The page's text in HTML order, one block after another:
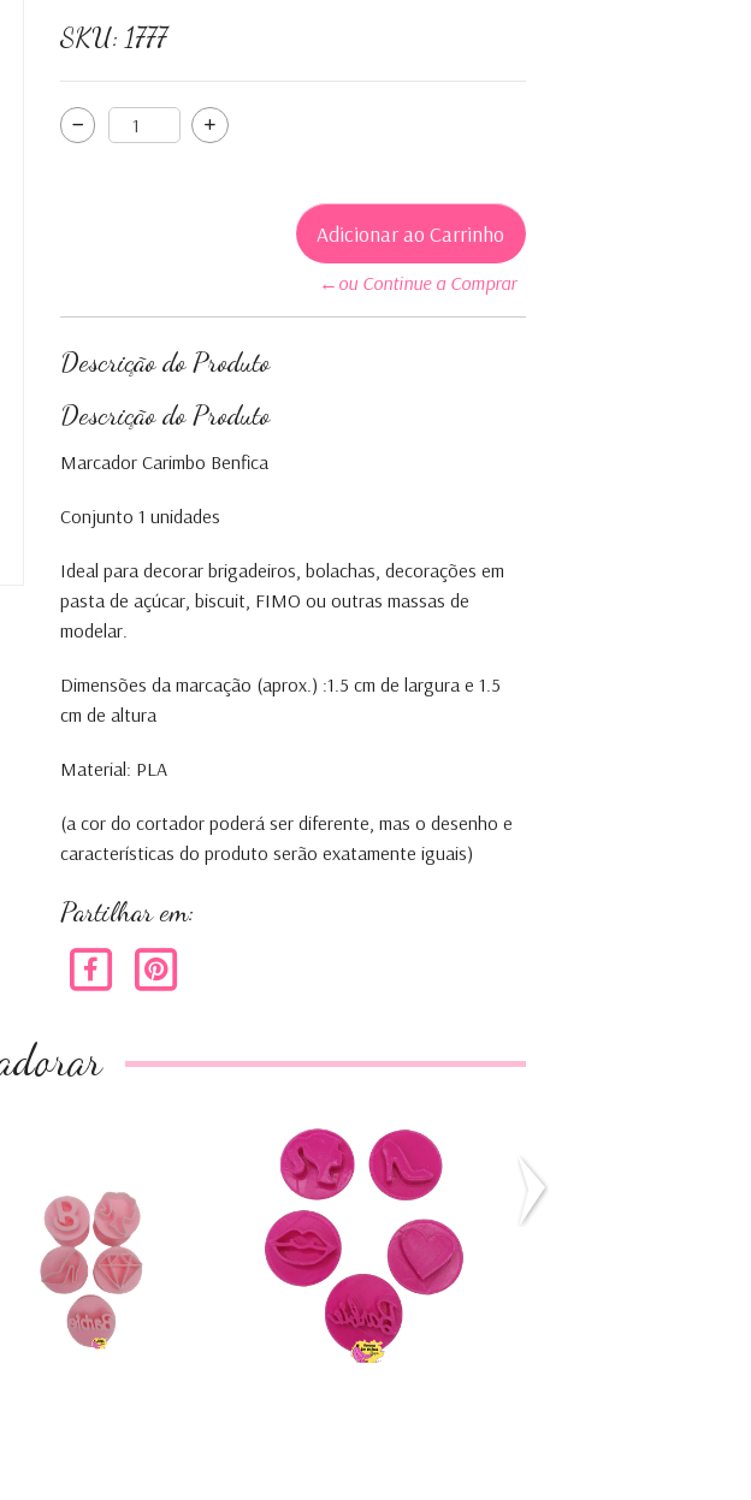
SKU: 1777
←ou Continue a Comprar
Descrição do Produto
Descrição do Produto
Marcador Carimbo Benfica
Conjunto 1 unidades
Ideal para decorar brigadeiros, bolachas, decorações em
pasta de açúcar, biscuit, FIMO ou outras massas de
modelar.
Dimensões da marcação (aprox.) :1.5 cm de largura e 1.5
cm de altura
Material: PLA
(a cor do cortador poderá ser diferente, mas o desenho e
características do produto serão exatamente iguais)
Partilhar em:
Carimbo Barbie 2
€5,20
Carimbos Bluey